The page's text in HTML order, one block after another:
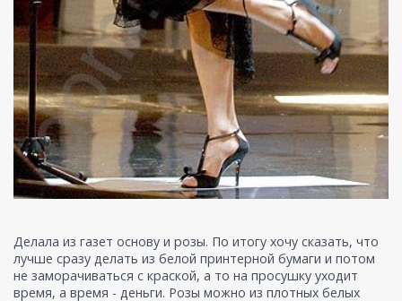
Делала из газет основу и розы. По итогу хочу сказать, что
лучше сразу делать из белой принтерной бумаги и потом
не заморачиваться с краской, а то на просушку уходит
время, а время - деньги. Розы можно из плотных белых